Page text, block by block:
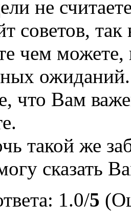
не
советов,
чем можете,
ожиданий.
что Вам
такой же
сказать
1.0/5